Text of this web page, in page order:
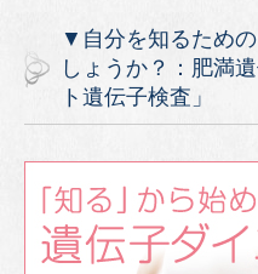
▼自分を知るため
しょうか？：肥満
ト遺伝子検査」